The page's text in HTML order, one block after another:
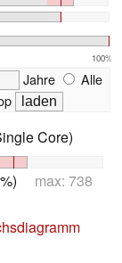
100%
Jahre
Alle
Core)
max: 738